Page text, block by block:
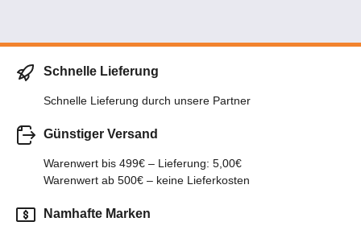
Schnelle Lieferung
Schnelle Lieferung durch unsere Partner
Günstiger Versand
Warenwert bis 499€ – Lieferung: 5,00€
Warenwert ab 500€ – keine Lieferkosten
Namhafte Marken